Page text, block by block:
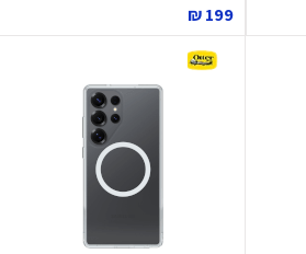
199 ₪